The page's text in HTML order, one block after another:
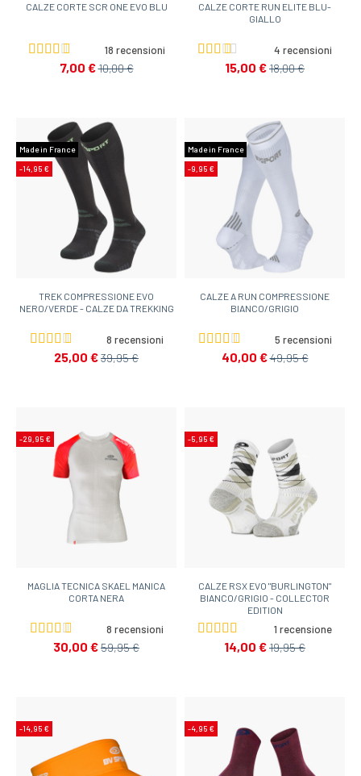
CALZE CORTE SCR ONE EVO BLU
18 recensioni
7,00 €10,00 €
CALZE CORTE RUN ELITE BLU-
GIALLO
4 recensioni
15,00 €18,00 €
Made in France
-14,95 €
TREK COMPRESSIONE EVO
NERO/VERDE - CALZE DA TREKKING
8 recensioni
25,00 €39,95 €
Made in France
-9,95 €
CALZE A RUN COMPRESSIONE
BIANCO/GRIGIO
5 recensioni
40,00 €49,95 €
-29,95 €
MAGLIA TECNICA SKAEL MANICA
CORTA NERA
8 recensioni
30,00 €59,95 €
-5,95 €
CALZE RSX EVO "BURLINGTON"
BIANCO/GRIGIO - COLLECTOR
EDITION
1 recensione
14,00 €19,95 €
-14,95 € -4,95 €